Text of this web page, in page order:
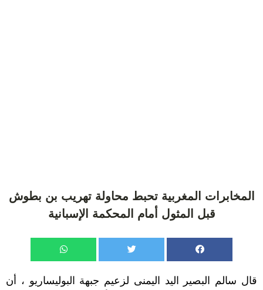
المخابرات المغربية تحبط محاولة تهريب بن بطوش
قبل المثول أمام المحكمة الإسبانية
قال سالم البصير اليد اليمنى لزعيم جبهة البوليساريو ، أن